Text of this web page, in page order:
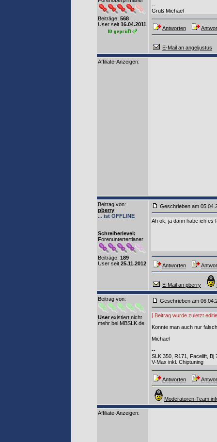
Beiträge: 568
User seit 16.04.2011
--
Gruß Michael
Antworten
E-Mail an angeljustus
Affiliate-Anzeigen:
Beitrag von:
pberry
... ist OFFLINE
Schreiberlevel:
Forenuntertertianer
Beiträge: 189
User seit 25.11.2012
Geschrieben am
Ah ok, ja dann habe ich es
Antworten
E-Mail an pberry
Beitrag von:
User existiert nicht
mehr bei MBSLK.de
Geschrieben am
[ Beitrag wurde zuletzt
Konnte man auch nur
Michael
--
SLK 350, R171, Facelift,
V-Max inkl. Chiptuning
Antworten
Moderatoren-Team
Affiliate-Anzeigen: